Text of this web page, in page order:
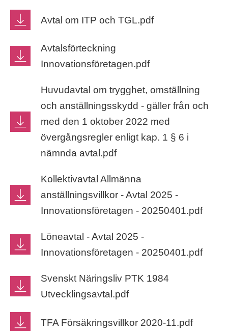
Avtal om ITP och TGL.pdf
Avtalsförteckning
Innovationsföretagen.pdf
Huvudavtal om trygghet, omställning
och anställningsskydd - gäller från och
med den 1 oktober 2022 med
övergångsregler enligt kap. 1 § 6 i
nämnda avtal.pdf
Kollektivavtal Allmänna
anställningsvillkor - Avtal 2025 -
Innovationsföretagen - 20250401.pdf
Löneavtal - Avtal 2025 -
Innovationsföretagen - 20250401.pdf
Svenskt Näringsliv PTK 1984
Utvecklingsavtal.pdf
TFA Försäkringsvillkor 2020-11.pdf